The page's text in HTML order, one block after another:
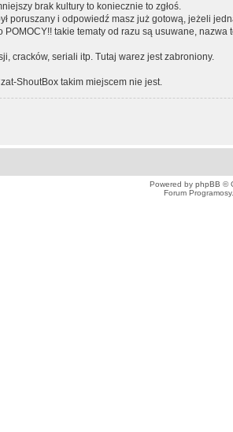
brak kultury to koniecznie to zgłoś.
poruszany i odpowiedź masz już gotową, jeżeli
takie tematy od razu są usuwane,
cracków, seriali itp. Tutaj warez jest zabroniony.
ShoutBox takim miejscem nie jest.
Powered by phpBB ©
Forum